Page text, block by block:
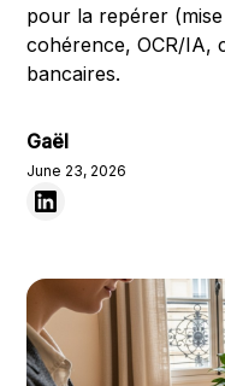
pour la repérer
cohérence, OCR/IA,
bancaires.
Gaël
June 23, 2026